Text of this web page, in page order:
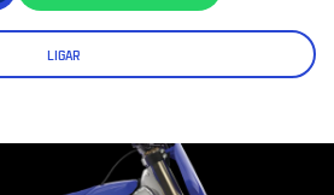
LIGAR